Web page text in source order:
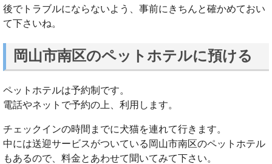
後でトラブルにならないよう、事前にきちんと確かめておい
て下さいね。
岡山市南区のペットホテルに預ける
ペットホテルは予約制です。
電話やネットで予約の上、利用します。
チェックインの時間までに犬猫を連れて行きます。
中には送迎サービスがついている岡山市南区のペットホテル
もあるので、料金とあわせて聞いてみて下さい。